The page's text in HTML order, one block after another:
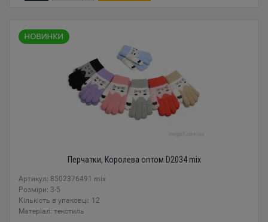
Перчатки, Королева оптом D2034 mix
Артикул: 8502376491 mix
Розміри: 3-5
Кількість в упаковці: 12
Mатеріал: текстиль